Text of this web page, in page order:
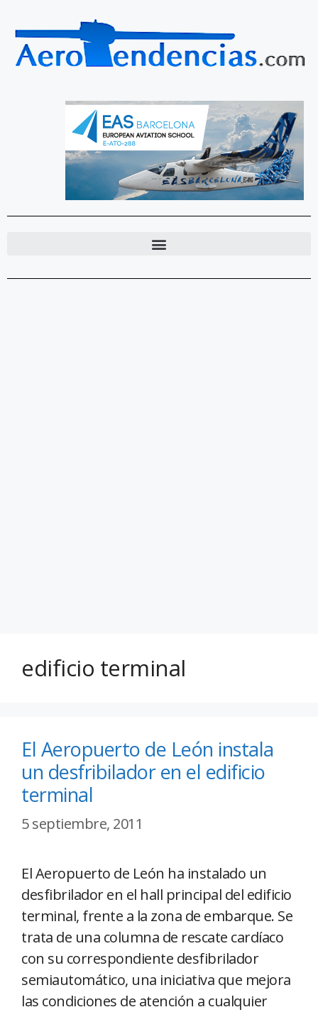
edificio terminal
El Aeropuerto de León instala
un desfribilador en el edificio
terminal
5 septiembre, 2011
El Aeropuerto de León ha instalado un
desfibrilador en el hall principal del edificio
terminal, frente a la zona de embarque. Se
trata de una columna de rescate cardíaco
con su correspondiente desfibrilador
semiautomático, una iniciativa que mejora
las condiciones de atención a cualquier